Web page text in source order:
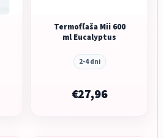
Termofľaša Mii 600
ml Eucalyptus
2-4 dni
€27,96